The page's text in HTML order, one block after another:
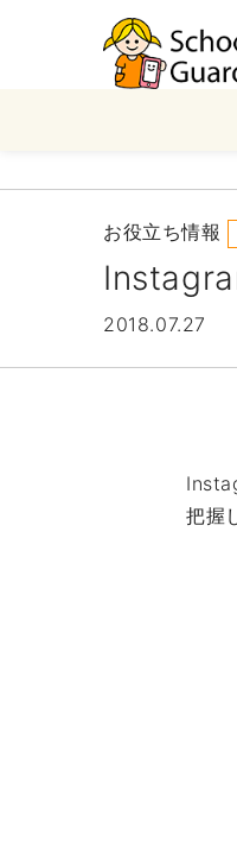
ナ
ビ
ョ
ン
ス
キ
お役立ち情報
2018.07.27
把握